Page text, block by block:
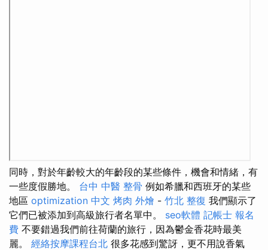
同時，對於年齡較大的年齡段的某些條件，機會和情緒，有
一些度假勝地。 台中 中醫 整骨 例如希臘和西班牙的某些
地區 optimization 中文 烤肉 外燴 - 竹北 整復 我們顯示了
它們已被添加到高級旅行者名單中。 seo軟體 記帳士 報名
費 不要錯過我們前往荷蘭的旅行，因為鬱金香花時最美
麗。 經絡按摩課程台北 很多花感到驚訝，更不用說香氣